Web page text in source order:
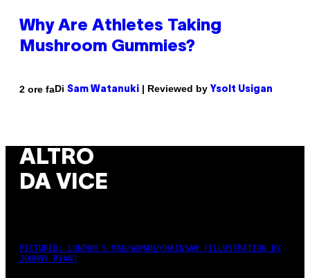
Why Are Athletes Taking
Mushroom Gummies?
2 ore faDi Sam Watanuki | Reviewed by Ysolt Usigan
ALTRO
DA VICE
PICTURED: LONDON'S MAN/WOMAN/CHAINSAW (ILLUSTRATION BY
JOHNNY RYAN)